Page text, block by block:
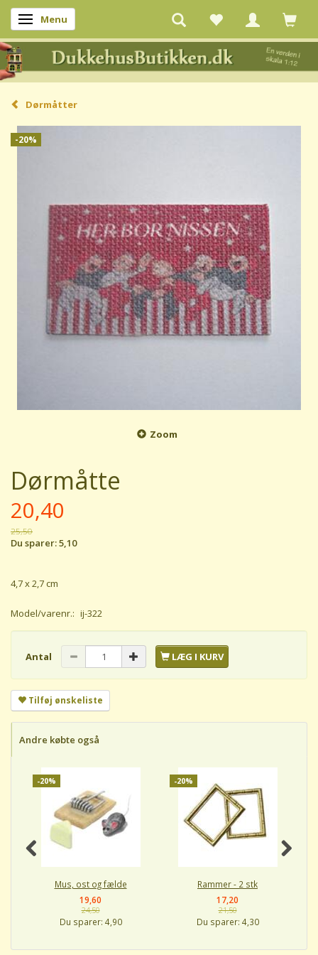
Skifte navigation
Menu
Dørmåtter
-20%
Zoom
Dørmåtte
20,40
25,50
Du sparer:5,10
4,7 x 2,7 cm
Model/varenr.: ij-322
Antal LÆG I KURV
Tilføj ønskeliste
Andre købte også
-20%
Mus, ost og fælde
19,60
24,50
Du sparer: 4,90
-20%
Rammer - 2 stk
17,20
21,50
Du sparer: 4,30